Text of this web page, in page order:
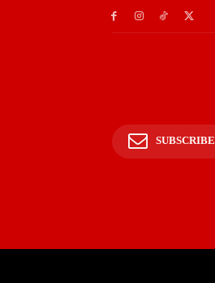
SUBSCRIBE